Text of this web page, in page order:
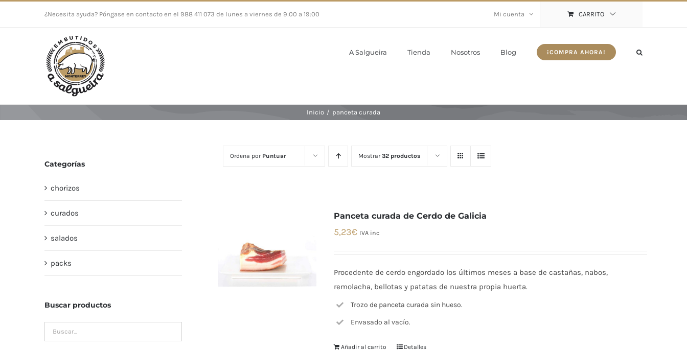
¿Necesita ayuda? Póngase en contacto en el 988 411 073 de lunes a viernes de 9:00 a 19:00 Mi cuenta CARRITO
A Salgueira Tienda Nosotros Blog ¡COMPRA AHORA!
Inicio / panceta curada
Ordena por Puntuar Mostrar32 productos
Panceta curada de Cerdo de Galicia
5,23€ IVA inc
Procedente de cerdo engordado los últimos meses a base de castañas, nabos,
remolacha, bellotas y patatas de nuestra propia huerta.
Trozo de panceta curada sin hueso.
Envasado al vacío.
Añadir al carrito Detalles
Categorías
chorizos
curados
salados
packs
Buscar productos